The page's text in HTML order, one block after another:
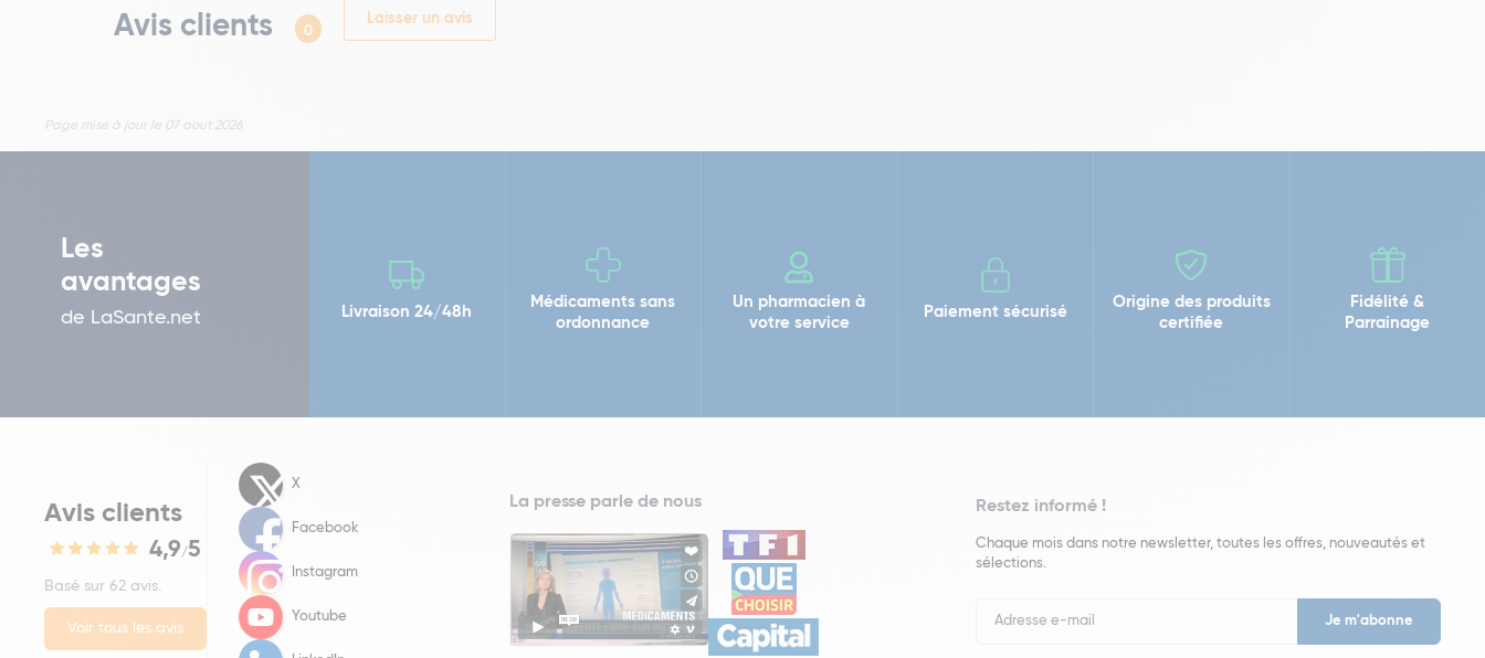
Avis clients 0
Laisser un avis
Page mise à jour le 07 aout 2026
Les
avantages
de LaSante.net Livraison 24/48h
Médicaments sans
ordonnance
Un pharmacien à
votre service
Paiement sécurisé
Origine des produits
certifiée
Fidélité &
Parrainage
Avis clients
4,9/5
Basé sur 62 avis.
Voir tous les avis
X
Facebook
Instagram
Youtube
La presse parle de nous Restez informé !
Chaque mois dans notre newsletter, toutes les offres, nouveautés et
sélections.
Newsletter